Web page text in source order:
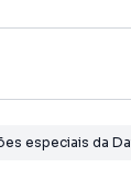
especiais da